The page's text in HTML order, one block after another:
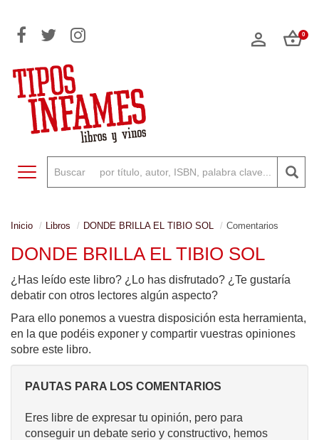
0
Toggle navigation
Inicio Libros DONDE BRILLA EL TIBIO SOL Comentarios
DONDE BRILLA EL TIBIO SOL
¿Has leído este libro? ¿Lo has disfrutado? ¿Te gustaría
debatir con otros lectores algún aspecto?
Para ello ponemos a vuestra disposición esta herramienta,
en la que podéis exponer y compartir vuestras opiniones
sobre este libro.
PAUTAS PARA LOS COMENTARIOS
Eres libre de expresar tu opinión, pero para
conseguir un debate serio y constructivo, hemos